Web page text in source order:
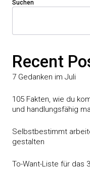
Suchen
Recent
7 Gedanken im Juli
105 Fakten, wie du
und handlungsfähig
Selbstbestimmt
gestalten
To-Want-Liste für das